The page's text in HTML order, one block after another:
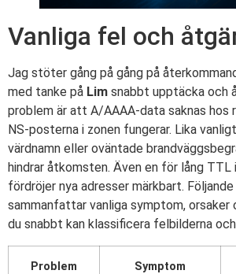
Vanliga fel och
Jag stöter gång på gång på
med tanke på Lim snabbt upptäcka och
problem är att A/AAAA-data saknas
NS-posterna i zonen fungerar. Lika
värdnamn eller oväntade
hindrar åtkomsten. Även en för lång
fördröjer nya adresser märkbart. Följande
sammanfattar vanliga symptom, orsaker
du snabbt kan klassificera felbilderna och
Problem Symptom